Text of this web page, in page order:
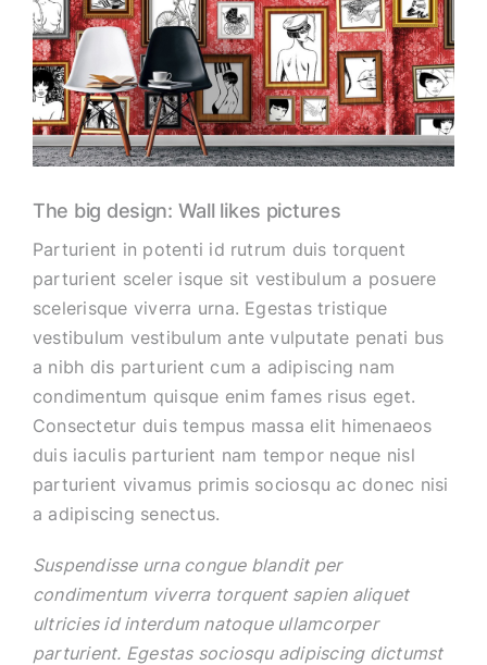
The big design: Wall likes pictures
Parturient in potenti id rutrum duis torquent
parturient sceler isque sit vestibulum a posuere
scelerisque viverra urna. Egestas tristique
vestibulum vestibulum ante vulputate penati bus
a nibh dis parturient cum a adipiscing nam
condimentum quisque enim fames risus eget.
Consectetur duis tempus massa elit himenaeos
duis iaculis parturient nam tempor neque nisl
parturient vivamus primis sociosqu ac donec nisi
a adipiscing senectus.
Suspendisse urna congue blandit per
condimentum viverra torquent sapien aliquet
ultricies id interdum natoque ullamcorper
parturient. Egestas sociosqu adipiscing dictumst